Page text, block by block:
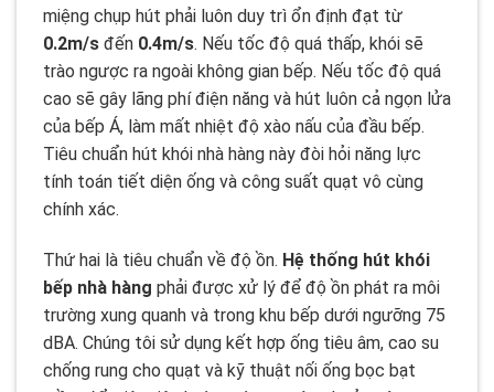
miệng chụp hút phải luôn duy trì ổn định đạt từ
0.2m/s đến 0.4m/s. Nếu tốc độ quá thấp, khói sẽ
trào ngược ra ngoài không gian bếp. Nếu tốc độ quá
cao sẽ gây lãng phí điện năng và hút luôn cả ngọn lửa
của bếp Á, làm mất nhiệt độ xào nấu của đầu bếp.
Tiêu chuẩn hút khói nhà hàng này đòi hỏi năng lực
tính toán tiết diện ống và công suất quạt vô cùng
chính xác.
Thứ hai là tiêu chuẩn về độ ồn. Hệ thống hút khói
bếp nhà hàng phải được xử lý để độ ồn phát ra môi
trường xung quanh và trong khu bếp dưới ngưỡng 75
dBA. Chúng tôi sử dụng kết hợp ống tiêu âm, cao su
chống rung cho quạt và kỹ thuật nối ống bọc bạt